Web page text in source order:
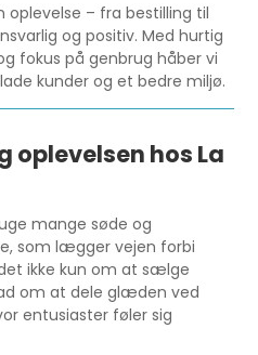
oplevelse – fra bestilling til
og positiv. Med hurtig
fokus på genbrug håber vi
kunder og et bedre miljø.
oplevelsen hos La
mange søde og
som lægger vejen forbi
ikke kun om at sælge
om at dele glæden ved
entusiaster føler sig